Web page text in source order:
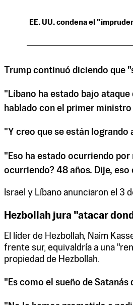
EE. UU. condena el
Trump continuó diciendo que
"Líbano ha estado bajo
hablado con el primer
"Y creo que se están logrando
"Eso ha estado ocurriendo
ocurriendo? 48 años. Dije,
Israel y Líbano anunciaron el 3
Hezbollah jura "atacar
El líder de Hezbollah, Naim
frente sur, equivaldría a una
propiedad de Hezbollah.
"Es como el sueño de